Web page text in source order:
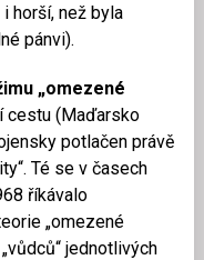
horší, než byla
pánvi).
„omezené
cestu (Maďarsko
potlačen právě
Té se v časech
říkávalo
„omezené
jednotlivých